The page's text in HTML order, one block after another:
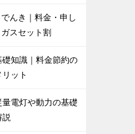
んき｜料金・申し
スセット割
知識｜料金節約の
ット
電灯や動力の基礎